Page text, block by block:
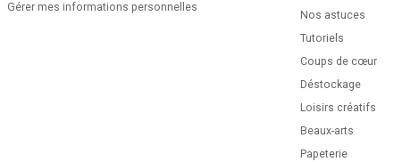
Gérer mes informations personnelles
Nos astuces
Tutoriels
Coups de cœur
Déstockage
Loisirs créatifs
Beaux-arts
Papeterie